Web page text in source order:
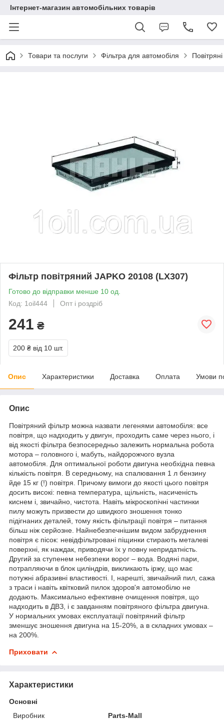
Інтернет-магазин автомобільних товарів
Товари та послуги Фільтра для автомобіля
Фільтр повітряний JAPKO 20108 (LX307)
Готово до відправки менше 10 од.
Код: 1oil444
Опт і роздріб
241 ₴
200 ₴ від 10 шт.
Опис Характеристики Доставка Оплата Умови
Опис
Повітряний фільтр можна назвати легенями автомобіля: все
повітря, що надходить у двигун, проходить саме через нього, і
від якості фільтра безпосередньо залежить нормальна робота
мотора – головного і, мабуть, найдорожчого вузла
автомобіля. Для оптимальної роботи двигуна необхідна певна
кількість повітря. В середньому, на спалювання 1 л бензину
йде 15 кг (!) повітря. Причому вимоги до якості цього повітря
досить високі: певна температура, щільність, насиченість
киснем і, звичайно, чистота. Навіть мікроскопічні частинки
пилу можуть призвести до швидкого зношення тонко
підігнаних деталей, тому якість фільтрації повітря – питання
більш ніж серйозне. Найнебезпечнішим видом забруднення
повітря є пісок: невідфільтровані піщинки стирають металеві
поверхні, як наждак, приводячи їх у повну непридатність.
Другий за ступенем небезпеки ворог – вода. Водяні пари,
потрапляючи в блок циліндрів, викликають іржу, що має
потужні абразивні властивості. І, нарешті, звичайний пил, сажа
з траси і навіть квітковий пилок здоров'я автомобілю не
додають. Максимально ефективне очищення повітря, що
надходить в ДВЗ, і є завданням повітряного фільтра двигуна.
У нормальних умовах експлуатації повітряний фільтр
зменшує зношення двигуна на 15-20%, а в складних умовах –
на 200%.
Приховати
Характеристики
Основні
Виробник
Parts-Mall